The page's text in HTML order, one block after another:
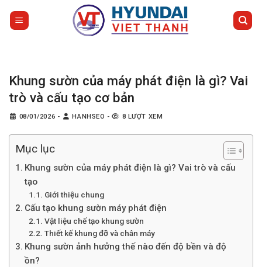
Khung sườn của máy phát điện là gì? Vai
trò và cấu tạo cơ bản
08/01/2026 - HANHSEO - 8 LƯỢT XEM
Mục lục
Khung sườn của máy phát điện là gì? Vai trò và cấu
tạo
Giới thiệu chung
Cấu tạo khung sườn máy phát điện
Vật liệu chế tạo khung sườn
Thiết kế khung đỡ và chân máy
Khung sườn ảnh hưởng thế nào đến độ bền và độ
ồn?